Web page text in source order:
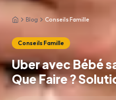
AccueilBlog Conseils Famille
Conseils Famille
Uber avec Bébé
Que Faire ?